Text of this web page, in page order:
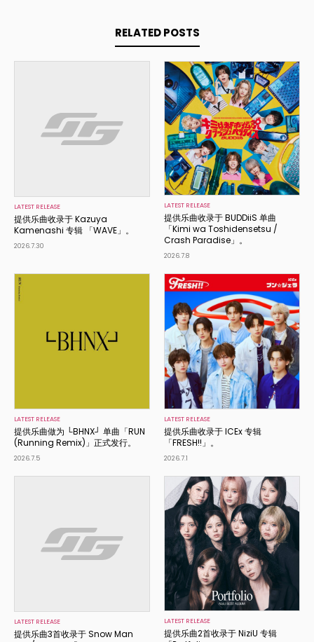
RELATED POSTS
LATEST RELEASE
提供乐曲收录于 Kazuya
Kamenashi 专辑 「WAVE」。
2026.7.30
LATEST RELEASE
提供乐曲收录于 BUDDiiS 单曲
「Kimi wa Toshidensetsu /
Crash Paradise」。
2026.7.8
LATEST RELEASE
提供乐曲做为 └BHNX┘ 单曲「RUN
(Running Remix)」正式发行。
2026.7.5
LATEST RELEASE
提供乐曲收录于 ICEx 专辑
「FRESH!!」。
2026.7.1
LATEST RELEASE
提供乐曲3首收录于 Snow Man
LATEST RELEASE
提供乐曲2首收录于 NiziU 专辑